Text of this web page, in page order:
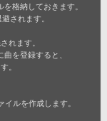
格納しておきます。
れます。
れます。
を登録すると、
。
ルを作成します。